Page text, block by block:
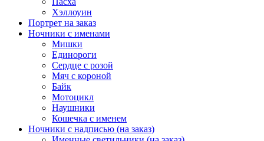
Хэллоуин
Портрет на заказ
Ночники с именами
Мишки
Единороги
Сердце с розой
Мяч с короной
Байк
Мотоцикл
Наушники
Кошечка с именем
Ночники с надписью (на заказ)